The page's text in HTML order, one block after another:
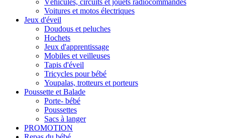
Véhicules, circuits et jouets radiocommandés
Voitures et motos électriques
Jeux d'éveil
Doudous et peluches
Hochets
Jeux d'apprentissage
Mobiles et veilleuses
Tapis d'éveil
Tricycles pour bébé
Youpalas, trotteurs et porteurs
Poussette et Balade
Porte- bébé
Poussettes
Sacs à langer
PROMOTION